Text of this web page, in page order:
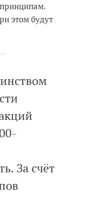
этом будут
За счёт